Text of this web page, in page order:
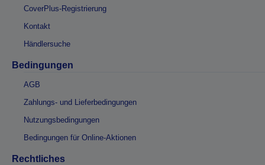
CoverPlus-Registrierung
Kontakt
Händlersuche
Bedingungen
AGB
Zahlungs- und Lieferbedingungen
Nutzungsbedingungen
Bedingungen für Online-Aktionen
Rechtliches